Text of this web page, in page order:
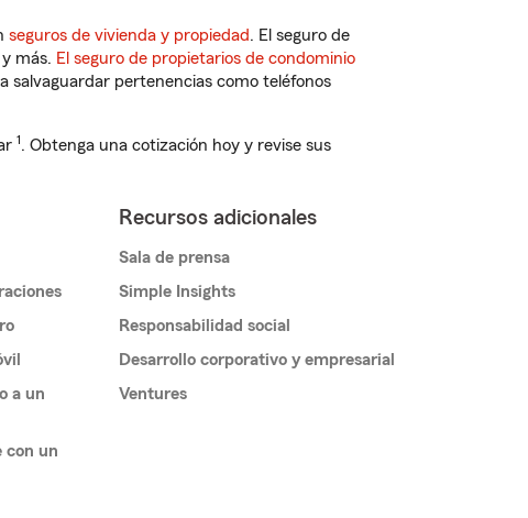
seguros de vivienda y propiedad. El seguro de
más. El seguro de propietarios de condominio
salvaguardar pertenencias como teléfonos
1. Obtenga una cotización hoy y revise sus
a un
con un
Recursos adicionales
Sala de prensa
Simple Insights
Responsabilidad social
Desarrollo corporativo y empresarial
Ventures